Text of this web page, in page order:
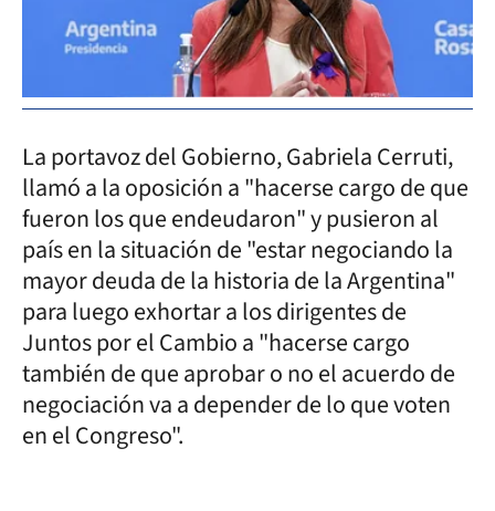
La portavoz del Gobierno, Gabriela Cerruti,
llamó a la oposición a "hacerse cargo de que
fueron los que endeudaron" y pusieron al
país en la situación de "estar negociando la
mayor deuda de la historia de la Argentina"
para luego exhortar a los dirigentes de
Juntos por el Cambio a "hacerse cargo
también de que aprobar o no el acuerdo de
negociación va a depender de lo que voten
en el Congreso".